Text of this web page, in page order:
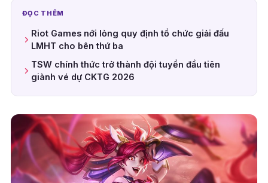
ĐỌC THÊM
Riot Games nới lỏng quy định tổ chức giải đấu
LMHT cho bên thứ ba
TSW chính thức trở thành đội tuyển đầu tiên
giành vé dự CKTG 2026